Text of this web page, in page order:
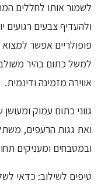
לשמור אותו לחללים
ולהעדיף צבעים רגועים
פופולריים אפשר למצוא
למשל כתום בהיר משולב
אווירה מזמינה ודינמית.
גווני כתום עמוק
ואת גגות הרעפים,
ובמטבחים ומעניקים
טיפים לשילוב: כדאי